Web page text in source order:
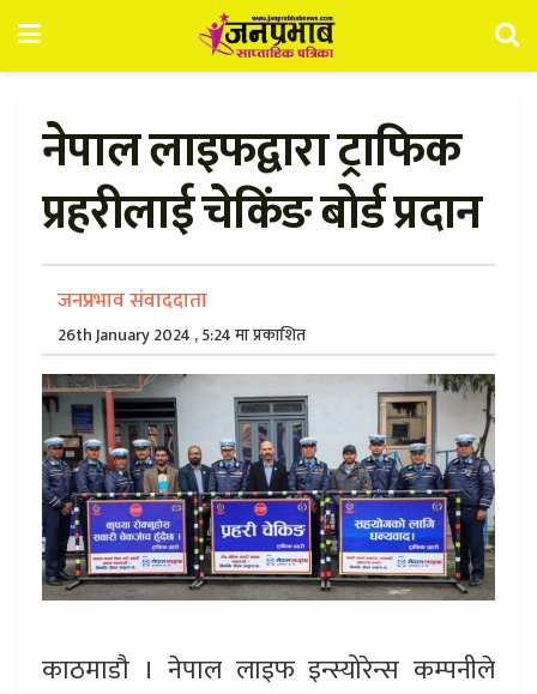
नेपाल लाइफद्वारा ट्राफिक
प्रहरीलाई चेकिंङ बोर्ड प्रदान
जनप्रभाव संवाददाता
26th January 2024 , 5:24 मा प्रकाशित
काठमाडौ । नेपाल लाइफ इन्स्योरेन्स कम्पनीले